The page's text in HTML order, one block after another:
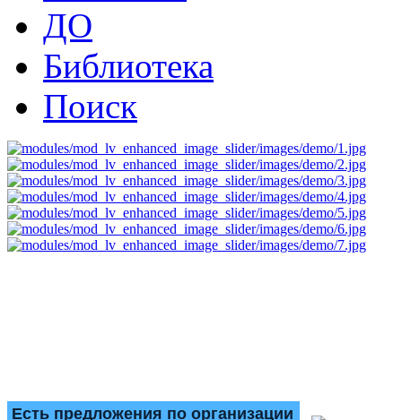
ДО
Библиотека
Поиск
Есть предложения по организации